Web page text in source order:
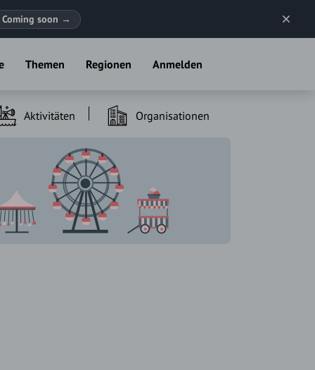
Coming soon →
Themen Regionen Anmelden
Aktivitäten Organisationen